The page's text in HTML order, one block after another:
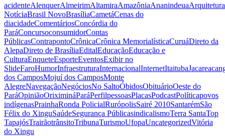
acidenteAlenquerAlmeirimAltamiraAmazôniaAnanindeuaArquitetura
NotíciaBrasil NovoBrasíliaCametáCenas do
diacidadeComentáriosConcórdia do
ParáConcursoconsumidorContas
PúblicasContrapontoCrônicaCrônica MemorialísticaCuruáDireto da
AlepaDireto de BrasíliaEditalEducaçãoEducação e
CulturaEnqueteEsporteEventosExibir no
SlideFaroHumorInfraestruturaInternacionalInternetItaituba
dos CamposMojuí dos CamposMonte
AlegreNavegaçãoNegóciosNo SaltoÓbidosObituárioOeste do
ParáOpiniãoOriximináParáPerfilpessoasPlacasPodcastPolíticapovos
indígenasPrainhaRonda PolicialRurópolisSairé 2010SantarémSão
Félix do XinguSaúdeSegurança PúblicasindicalismoTerra SantaTop
TapajósTrairãotrânsitoTribunaTurismoUfopaUncategorizedVitória
do Xingu